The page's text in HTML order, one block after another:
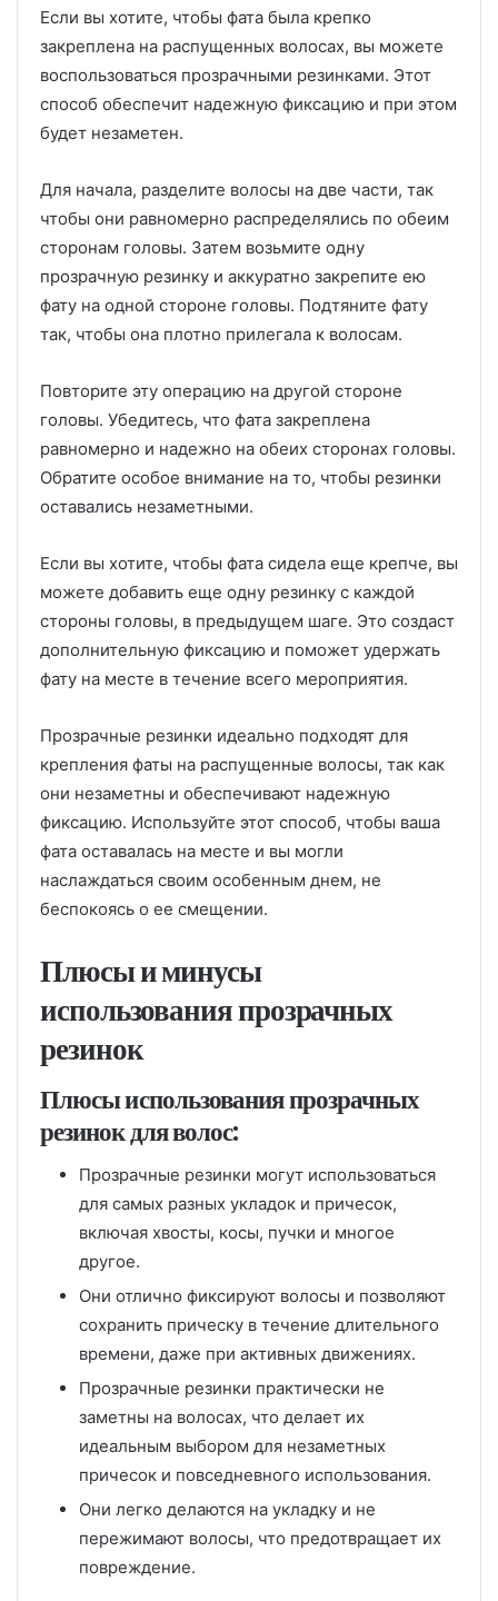
Если вы хотите, чтобы фата была крепко
закреплена на распущенных волосах, вы можете
воспользоваться прозрачными резинками. Этот
способ обеспечит надежную фиксацию и при этом
будет незаметен.
Для начала, разделите волосы на две части, так
чтобы они равномерно распределялись по обеим
сторонам головы. Затем возьмите одну
прозрачную резинку и аккуратно закрепите ею
фату на одной стороне головы. Подтяните фату
так, чтобы она плотно прилегала к волосам.
Повторите эту операцию на другой стороне
головы. Убедитесь, что фата закреплена
равномерно и надежно на обеих сторонах головы.
Обратите особое внимание на то, чтобы резинки
оставались незаметными.
Если вы хотите, чтобы фата сидела еще крепче, вы
можете добавить еще одну резинку с каждой
стороны головы, в предыдущем шаге. Это создаст
дополнительную фиксацию и поможет удержать
фату на месте в течение всего мероприятия.
Прозрачные резинки идеально подходят для
крепления фаты на распущенные волосы, так как
они незаметны и обеспечивают надежную
фиксацию. Используйте этот способ, чтобы ваша
фата оставалась на месте и вы могли
наслаждаться своим особенным днем, не
беспокоясь о ее смещении.
Плюсы и минусы
использования прозрачных
резинок
Плюсы использования прозрачных
резинок для волос:
Прозрачные резинки могут использоваться
для самых разных укладок и причесок,
включая хвосты, косы, пучки и многое
другое.
Они отлично фиксируют волосы и позволяют
сохранить прическу в течение длительного
времени, даже при активных движениях.
Прозрачные резинки практически не
заметны на волосах, что делает их
идеальным выбором для незаметных
причесок и повседневного использования.
Они легко делаются на укладку и не
пережимают волосы, что предотвращает их
повреждение.